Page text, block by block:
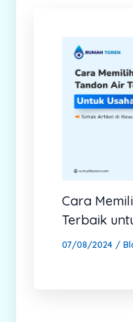
Cara
Terbaik
07/08/2024 /